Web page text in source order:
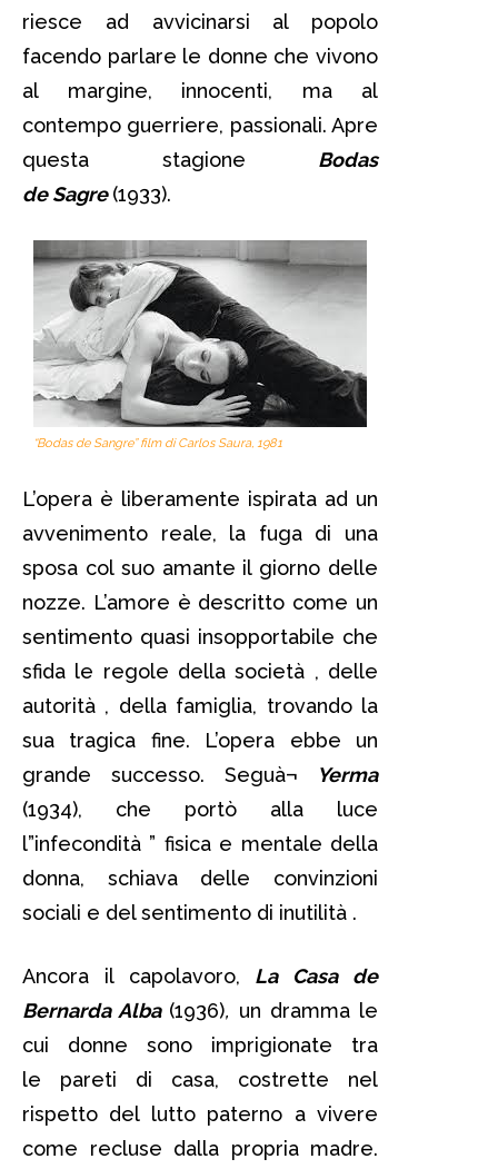
riesce ad avvicinarsi al popolo
facendo parlare le donne che vivono
al margine, innocenti, ma al
contempo guerriere, passionali. Apre
questa stagione Bodas
deSagre (1933).
“Bodas de Sangre” film di Carlos Saura, 1981
L’opera è liberamente ispirata ad un
avvenimento reale, la fuga di una
sposa col suo amante il giorno delle
nozze. L’amore è descritto come un
sentimento quasi insopportabile che
sfida le regole della società , delle
autorità , della famiglia, trovando la
sua tragica fine. L’opera ebbe un
grande successo. Seguà¬ Yerma
(1934), che portò alla luce
l”infecondità ” fisica e mentale della
donna, schiava delle convinzioni
sociali e del sentimento di inutilità .
Ancora il capolavoro, La Casa de
Bernarda Alba (1936), un dramma le
cui donne sono imprigionate tra
le pareti di casa, costrette nel
rispetto del lutto paterno a vivere
come recluse dalla propria madre.